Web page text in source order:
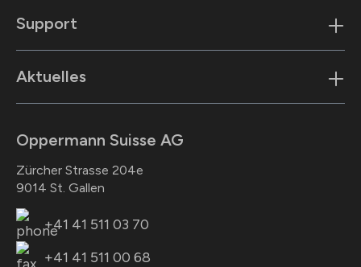
Oppermann Suisse AG
Zürcher Strasse 204e
9014 St. Gallen
+41 41 511 03 70
+41 41 511 00 68
Support
Aktuelles